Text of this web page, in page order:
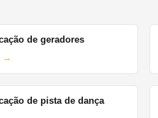
de geradores
→
de pista de dança